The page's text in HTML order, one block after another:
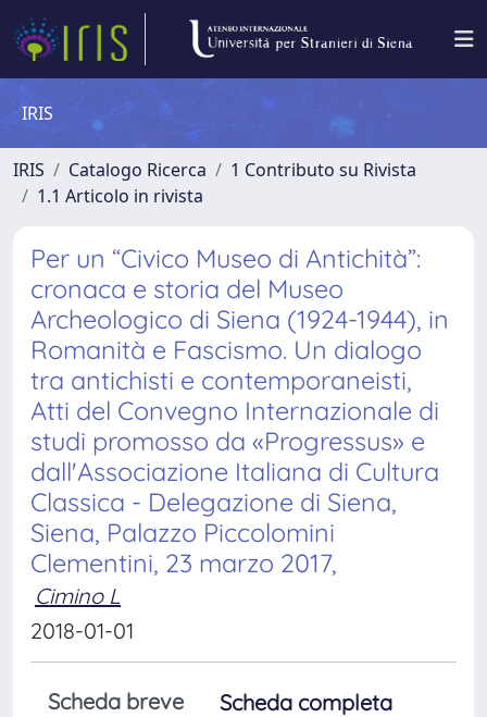
IRIS
IRIS Catalogo Ricerca
1 Contributo su Rivista
1.1 Articolo in rivista
Per un “Civico Museo di Antichità”:
cronaca e storia del Museo
Archeologico di Siena (1924-1944), in
Romanità e Fascismo. Un dialogo
tra antichisti e contemporaneisti,
Atti del Convegno Internazionale di
studi promosso da «Progressus» e
dall'Associazione Italiana di Cultura
Classica - Delegazione di Siena,
Siena, Palazzo Piccolomini
Clementini, 23 marzo 2017,
Cimino L
2018-01-01
Scheda breve
Scheda completa